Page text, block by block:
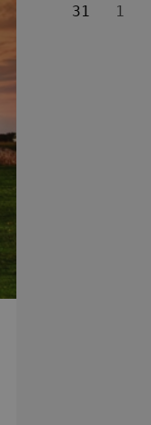
31
1